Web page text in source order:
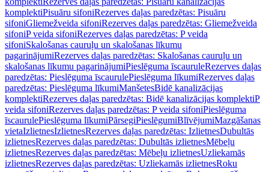
komplektiPisuāru sifoniRezerves daļas paredzētas: Pisuāru
sifoniGliemežveida sifoniRezerves daļas paredzētas: Gliemežveida
sifoniP veida sifoniRezerves daļas paredzētas: P veida
sifoniSkalošanas cauruļu un skalošanas līkumu
pagarinājumiRezerves daļas paredzētas: Skalošanas cauruļu un
skalošanas līkumu pagarinājumiPieslēguma īscauruleRezerves daļas
paredzētas: Pieslēguma īscaurulePieslēguma līkumiRezerves daļas
paredzētas: Pieslēguma līkumiManšetesBidē kanalizācijas
komplektiRezerves daļas paredzētas: Bidē kanalizācijas komplektiP
veida sifoniRezerves daļas paredzētas: P veida sifoniPieslēguma
īscaurulePieslēguma līkumiPārsegiPieslēgumiBlīvējumiMazgāšanas
vietaIzlietnesIzlietnesRezerves daļas paredzētas: IzlietnesDubultās
izlietnesRezerves daļas paredzētas: Dubultās izlietnesMēbeļu
izlietnesRezerves daļas paredzētas: Mēbeļu izlietnesUzliekamās
izlietnesRezerves daļas paredzētas: Uzliekamās izlietnesRoku